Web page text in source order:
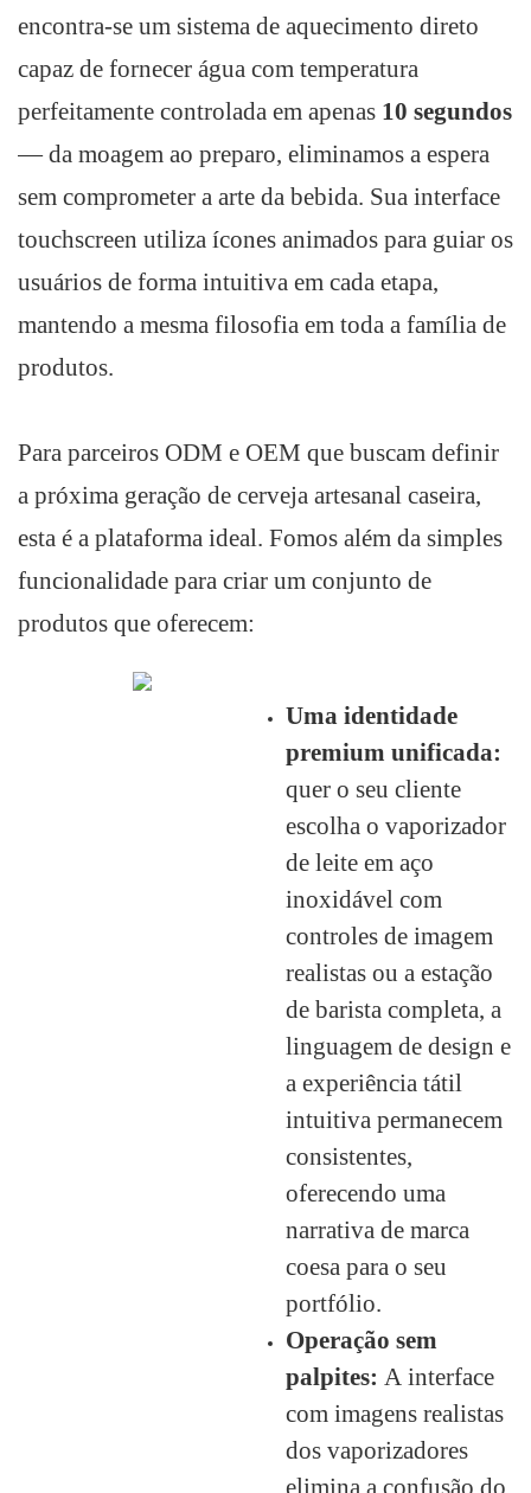
encontra-se um sistema de aquecimento direto
capaz de fornecer água com temperatura
perfeitamente controlada em apenas 10 segundos
— da moagem ao preparo, eliminamos a espera
sem comprometer a arte da bebida. Sua interface
touchscreen utiliza ícones animados para guiar os
usuários de forma intuitiva em cada etapa,
mantendo a mesma filosofia em toda a família de
produtos.
Para parceiros ODM e OEM que buscam definir
a próxima geração de cerveja artesanal caseira,
esta é a plataforma ideal. Fomos além da simples
funcionalidade para criar um conjunto de
produtos que oferecem:
Uma identidade
premium unificada:
quer o seu cliente
escolha o vaporizador
de leite em aço
inoxidável com
controles de imagem
realistas ou a estação
de barista completa, a
linguagem de design e
a experiência tátil
intuitiva permanecem
consistentes,
oferecendo uma
narrativa de marca
coesa para o seu
portfólio.
Operação sem
palpites: A interface
com imagens realistas
dos vaporizadores
elimina a confusão do